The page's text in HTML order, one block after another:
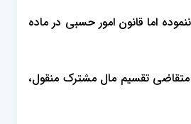
اما قانون امور حسبی در ماده
دادرسی مدنی، فرد متقاضی تقسیم مال مشترک منقول،